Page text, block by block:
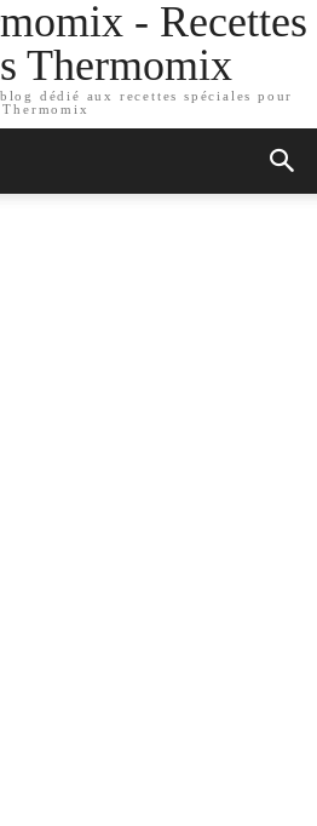
- Recettes
Thermomix
dédié aux recettes spéciales pour
Thermomix